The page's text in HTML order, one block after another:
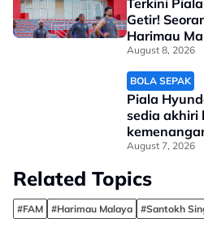
Terkini
Getir!
Harimau
August 8, 2026
BOLA SEPAK
Piala
sedia akhiri
Malaya
August 7, 2026
Related Topics
#FAM #Harimau Malaya #Santokh